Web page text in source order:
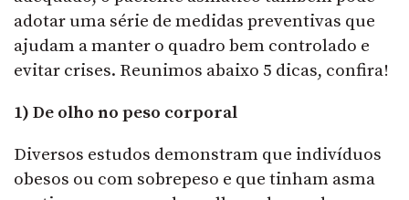
adotar uma série de medidas preventivas que
ajudam a manter o quadro bem controlado e
evitar crises. Reunimos abaixo 5 dicas, confira!
1) De olho no peso corporal
Diversos estudos demonstram que indivíduos
obesos ou com sobrepeso e que tinham asma